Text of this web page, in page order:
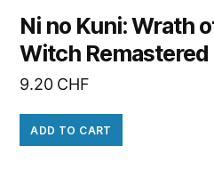
Ni no Kuni: Wrath
Witch Remastered
9.20 CHF
ADD TO CART